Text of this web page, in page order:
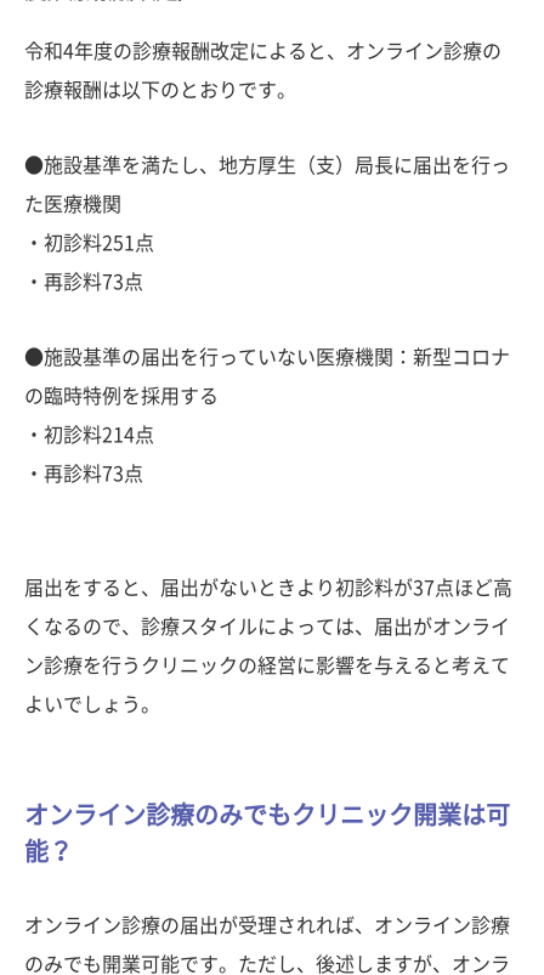
令和4年度の診療報酬改定によると、オンライン診療の
診療報酬は以下のとおりです。
●施設基準を満たし、地方厚生（支）局長に届出を行っ
た医療機関
・初診料251点
・再診料73点
●施設基準の届出を行っていない医療機関：新型コロナ
の臨時特例を採用する
・初診料214点
・再診料73点
届出をすると、届出がないときより初診料が37点ほど高
くなるので、診療スタイルによっては、届出がオンライ
ン診療を行うクリニックの経営に影響を与えると考えて
よいでしょう。
オンライン診療のみでもクリニック開業は可
能？
オンライン診療の届出が受理されれば、オンライン診療
のみでも開業可能です。ただし、後述しますが、オンラ